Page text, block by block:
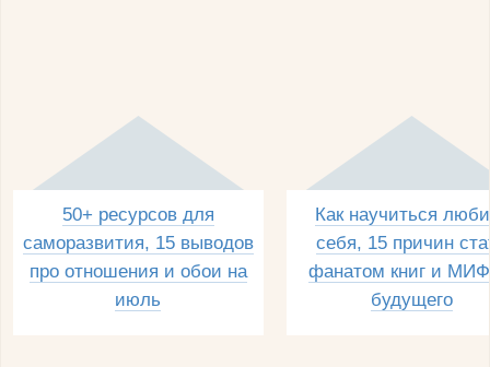
50+ ресурсов для
саморазвития, 15 выводов
про отношения и обои на
июль
Как научиться
себя, 15 причин
фанатом книг и
будущего